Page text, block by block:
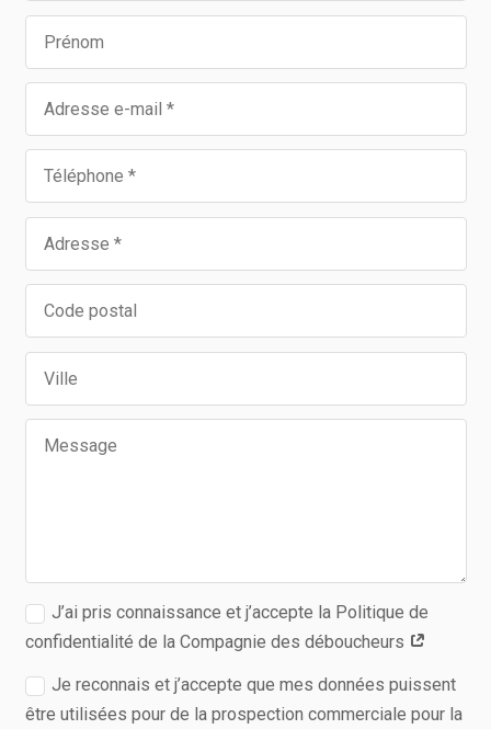
J’ai pris connaissance et j’accepte la Politique de
confidentialité de la Compagnie des déboucheurs
Je reconnais et j’accepte que mes données puissent
être utilisées pour de la prospection commerciale pour la